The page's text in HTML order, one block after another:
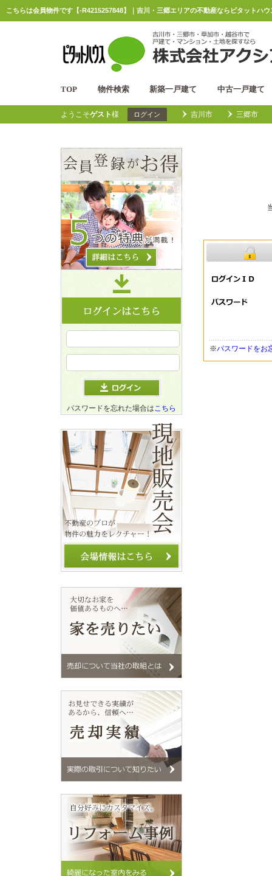
こちらは会員物件です【-R4215257848】｜吉川・三郷エリアの不動産ならピタットハ
TOP 物件検索 新築一戸建て 中古一戸建て
ようこそゲスト様 ログイン 吉川市 三郷市
※パスワードをお
パスワードを忘れた場合はこちら